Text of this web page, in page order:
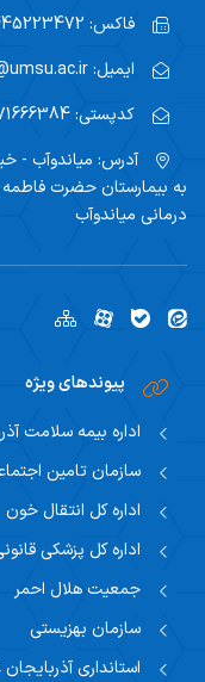
فاکس:
ایمیل:
کدپستی:
آدرس: میاندوآب -
به بیمارستان حضرت
درمانی میاندوآب
پیوندهای ویژه
اداره بیمه سلامت
سازمان تامین
اداره کل انتقال خون
اداره کل پزشکی
جمعیت هلال احمر
سازمان بهزیستی
استانداری